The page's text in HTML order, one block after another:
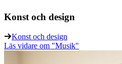
Konst och design
Konst och design
Läs vidare om "Musik"